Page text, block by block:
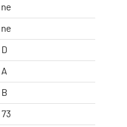
ne
ne
D
A
B
73